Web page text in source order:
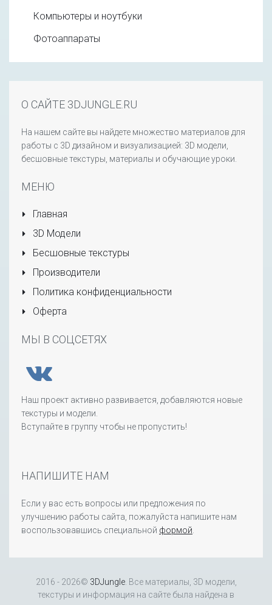
Компьютеры и ноутбуки
Фотоаппараты
О САЙТЕ 3DJUNGLE.RU
На нашем сайте вы найдете множество материалов для
работы с 3D дизайном и визуализацией: 3D модели,
бесшовные текстуры, материалы и обучающие уроки.
МЕНЮ
Главная
3D Модели
Бесшовные текстуры
Производители
Политика конфиденциальности
Оферта
МЫ В СОЦСЕТЯХ
Наш проект активно развивается, добавляются новые
текстуры и модели.
Вступайте в группу чтобы не пропустить!
НАПИШИТЕ НАМ
Если у вас есть вопросы или предложения по
улучшению работы сайта, пожалуйста напишите нам
воспользовавшись специальной формой
2016 - 2026© 3DJungle. Все материалы, 3D модели,
текстуры и информация на сайте была найдена в